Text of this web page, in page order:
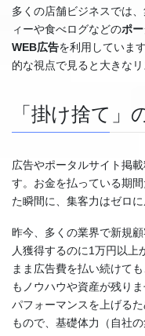
多くの店舗ビジネスでは
ィーや食べログなどのポ
WEB広告を利用していま
的な視点で見ると大きなリ
「掛け捨て」
広告やポータルサイト掲
す。お金を払っている期
た瞬間に、集客力はゼロに
昨今、多くの業界で新規
人獲得するのに1万円以上
まま広告費を払い続けて
もノウハウや資産が残り
パフォーマンスを上げる
もので、基礎体力（自社